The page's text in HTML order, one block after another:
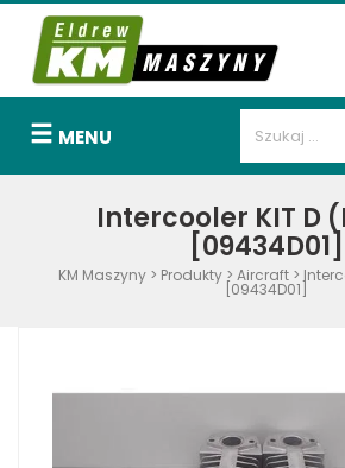
MENU
Intercooler KIT D
[09434D01]
KM Maszyny> Produkty> Aircraft>
[09434D01]